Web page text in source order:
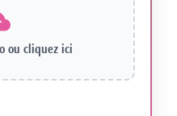
ou cliquez ici